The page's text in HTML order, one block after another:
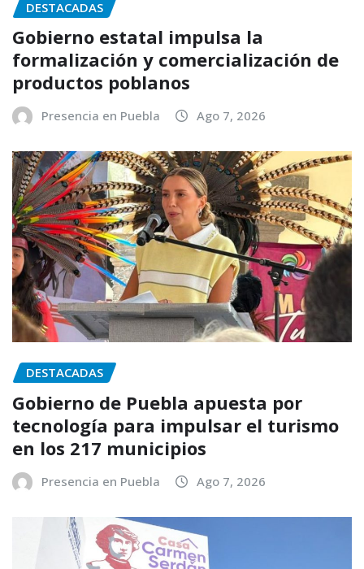
DESTACADAS
Gobierno estatal impulsa la
formalización y comercialización de
productos poblanos
Presencia en Puebla Ago 7, 2026
DESTACADAS
Gobierno de Puebla apuesta por
tecnología para impulsar el turismo
en los 217 municipios
Presencia en Puebla Ago 7, 2026